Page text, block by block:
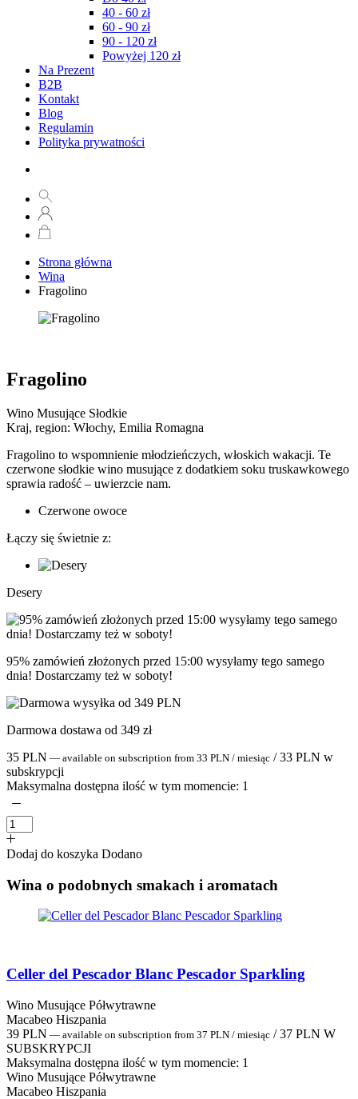
40 - 60 zł
60 - 90 zł
90 - 120 zł
Powyżej 120 zł
Na Prezent
B2B
Kontakt
Blog
Regulamin
Polityka prywatności
Strona główna
Wina
Fragolino
Fragolino
Wino Musujące Słodkie
Kraj, region: Włochy, Emilia Romagna
Fragolino to wspomnienie młodzieńczych, włoskich wakacji. Te
czerwone słodkie wino musujące z dodatkiem soku truskawkowego
sprawia radość – uwierzcie nam.
Czerwone owoce
Łączy się świetnie z:
Desery
95% zamówień złożonych przed 15:00 wysyłamy tego samego
dnia! Dostarczamy też w soboty!
Darmowa dostawa od 349 zł
35 PLN — available on subscription from 33 PLN / miesiąc /33 PLN w
subskrypcji
Maksymalna dostępna ilość w tym momencie: 1
Dodaj do koszyka Dodano
Wina o podobnych smakach i aromatach
Celler del Pescador Blanc Pescador Sparkling
Wino Musujące Półwytrawne
Macabeo Hiszpania
39 PLN — available on subscription from 37 PLN / miesiąc / 37 PLN W
SUBSKRYPCJI
Maksymalna dostępna ilość w tym momencie: 1
Wino Musujące Półwytrawne
Macabeo Hiszpania